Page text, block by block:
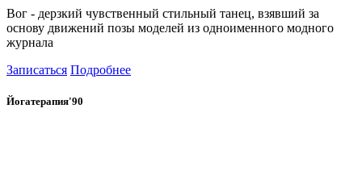
Вог - дерзкий чувственный стильный танец, взявший за
основу движений позы моделей из одноименного модного
журнала
Записаться Подробнее
Йогатерапия'90